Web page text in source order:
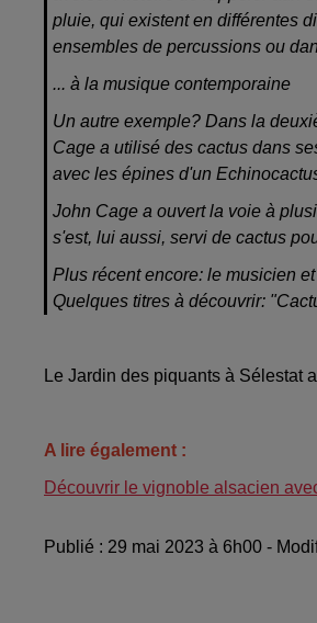
pluie, qui existent en différentes
ensembles de percussions ou
... à la musique contemporaine
Un autre exemple? Dans la
Cage a utilisé des cactus dans
avec les épines d'un
John Cage a ouvert la voie à
s'est, lui aussi, servi de cactus
Plus récent encore: le musicien
Quelques titres à découvrir:
Le Jardin des piquants à Sélestat
A lire également :
Découvrir le vignoble alsacien
Publié : 29 mai 2023 à 6h00 -